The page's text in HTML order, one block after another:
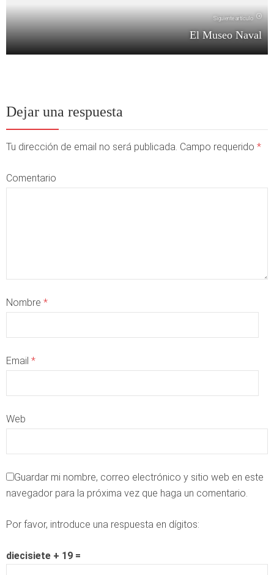
Siguiente artículo
El Museo Naval
Dejar una respuesta
Tu dirección de email no será publicada. Campo requerido *
Comentario
Nombre *
Email *
Web
Guardar mi nombre, correo electrónico y sitio web en este
navegador para la próxima vez que haga un comentario.
Por favor, introduce una respuesta en dígitos:
diecisiete + 19 =